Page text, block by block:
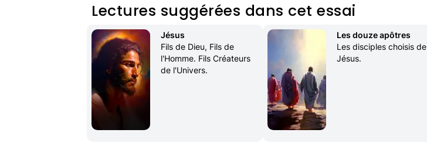
Lectures suggérées dans cet essai
Jésus
Fils de Dieu, Fils de
l'Homme. Fils Créateurs
de l'Univers.
Les douze apôtres
Les disciples choisis de
Jésus.